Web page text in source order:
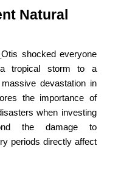
Natural
Otis shocked everyone
tropical storm to a
devastation in
the importance of
when investing
the damage to
periods directly affect